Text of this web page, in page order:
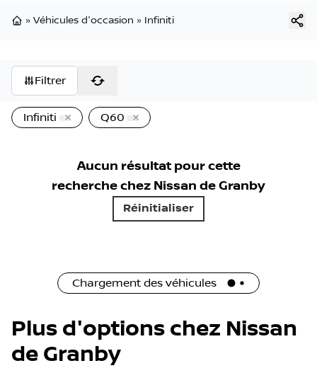
» Véhicules d'occasion » Infiniti
Filtrer
Infiniti Q60
Aucun résultat pour cette
recherche chez Nissan de Granby
Réinitialiser
Chargement des véhicules
Plus d'options chez Nissan
de Granby